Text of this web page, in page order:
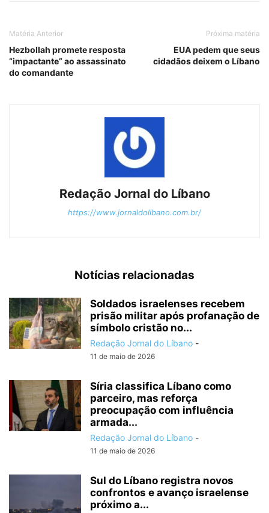
Matéria Anterior
Hezbollah promete resposta
“impactante” ao assassinato
do comandante
Próxima matéria
EUA pedem que seus
cidadãos deixem o Líbano
Redação Jornal do Líbano
https://www.jornaldolibano.com.br/
Notícias relacionadas
Soldados israelenses recebem
prisão militar após profanação de
símbolo cristão no...
Redação Jornal do Líbano -
11 de maio de 2026
Síria classifica Líbano como
parceiro, mas reforça
preocupação com influência
armada...
Redação Jornal do Líbano -
11 de maio de 2026
Sul do Líbano registra novos
confrontos e avanço israelense
próximo a...